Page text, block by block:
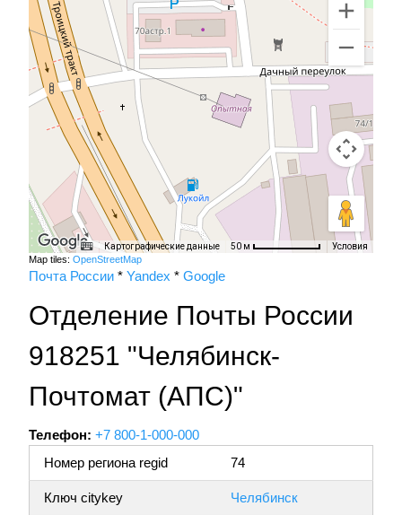
Картографические данные 50 м Условия
Map tiles: OpenStreetMap
Почта России * Yandex * Google
Отделение Почты России
918251 "Челябинск-
Почтомат (АПС)"
Телефон: +7 800-1-000-000
Номер региона regid
74
Ключ citykey Челябинск